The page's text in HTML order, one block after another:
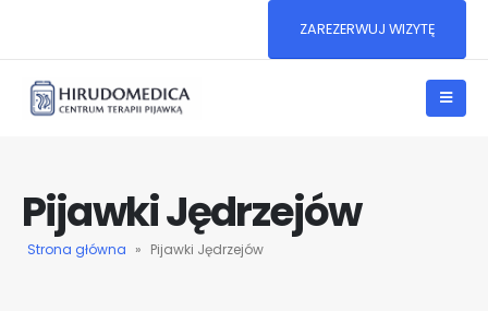
ZAREZERWUJ WIZYTĘ
Pijawki Jędrzejów
Strona główna » Pijawki Jędrzejów